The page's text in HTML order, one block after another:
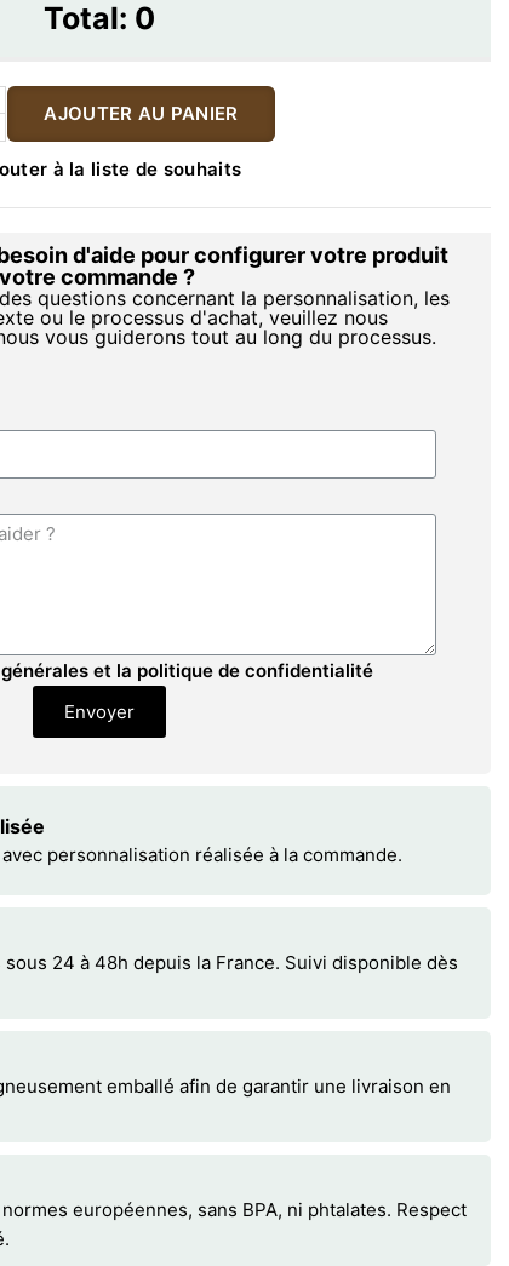
Total: 0
AJOUTER AU PANIER
à la liste de souhaits
d'aide pour configurer votre produit
commande ?
questions concernant la personnalisation, les
ou le processus d'achat, veuillez nous
vous guiderons tout au long du processus.
et la politique de confidentialité
Envoyer
personnalisation réalisée à la commande.
24 à 48h depuis la France. Suivi disponible dès
emballé afin de garantir une livraison en
européennes, sans BPA, ni phtalates. Respect